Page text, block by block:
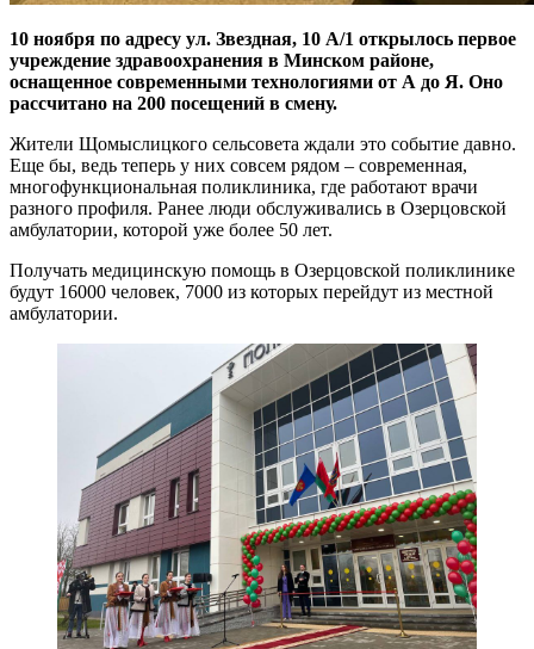
10 ноября по адресу ул. Звездная, 10 А/1 открылось первое
учреждение здравоохранения в Минском районе,
оснащенное современными технологиями от А до Я. Оно
рассчитано на 200 посещений в смену.
Жители Щомыслицкого сельсовета ждали это событие давно.
Еще бы, ведь теперь у них совсем рядом – современная,
многофункциональная поликлиника, где работают врачи
разного профиля. Ранее люди обслуживались в Озерцовской
амбулатории, которой уже более 50 лет.
Получать медицинскую помощь в Озерцовской поликлинике
будут 16000 человек, 7000 из которых перейдут из местной
амбулатории.